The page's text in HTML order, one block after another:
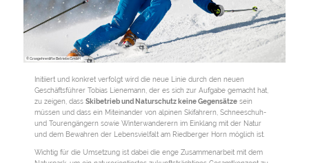
© Grasgehrenlifte Betriebs GmbH
Initiiert und konkret verfolgt wird die neue Linie durch den neuen
Geschäftsführer Tobias Lienemann, der es sich zur Aufgabe gemacht hat,
zu zeigen, dass Skibetrieb und Naturschutz keine Gegensätze sein
müssen und dass ein Miteinander von alpinen Skifahrern, Schneeschuh-
und Tourengängern sowie Winterwanderern im Einklang mit der Natur
und dem Bewahren der Lebensvielfalt am Riedberger Horn möglich ist.
Wichtig für die Umsetzung ist dabei die enge Zusammenarbeit mit dem